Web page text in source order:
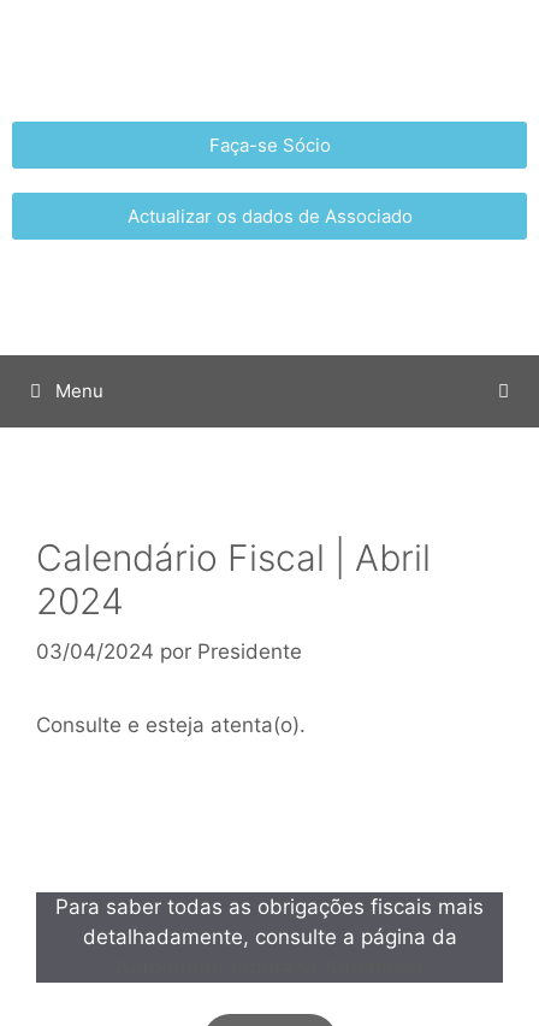
Faça-se Sócio
Actualizar os dados de Associado
Menu
Calendário Fiscal | Abril
2024
03/04/2024 por Presidente
Consulte e esteja atenta(o).
Para saber todas as obrigações fiscais mais
detalhadamente, consulte a página da